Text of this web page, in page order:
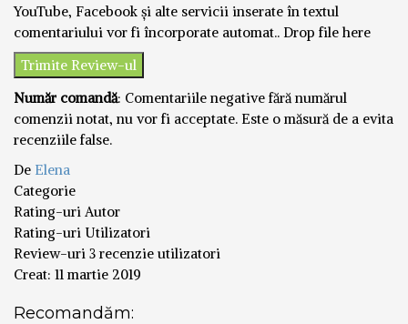
YouTube, Facebook și alte servicii inserate în textul
comentariului vor fi încorporate automat.. Drop file here
Număr comandă: Comentariile negative fără numărul
comenzii notat, nu vor fi acceptate. Este o măsură de a evita
recenziile false.
De Elena
Categorie
Rating-uri Autor
Rating-uri Utilizatori
Review-uri 3 recenzie utilizatori
Creat: 11 martie 2019
Recomandăm: